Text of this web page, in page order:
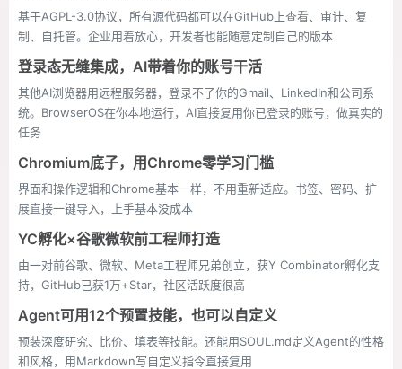
基于AGPL-3.0协议，所有源代码都可以在GitHub上查看、审计、复
制、自托管。企业用着放心，开发者也能随意定制自己的版本
登录态无缝集成，AI带着你的账号干活
其他AI浏览器用远程服务器，登录不了你的Gmail、LinkedIn和公司系
统。BrowserOS在你本地运行，AI直接复用你已登录的账号，做真实的
任务
Chromium底子，用Chrome零学习门槛
界面和操作逻辑和Chrome基本一样，不用重新适应。书签、密码、扩
展直接一键导入，上手基本没成本
YC孵化×谷歌微软前工程师打造
由一对前谷歌、微软、Meta工程师兄弟创立，获Y Combinator孵化支
持，GitHub已获1万+Star，社区活跃度很高
Agent可用12个预置技能，也可以自定义
预装深度研究、比价、填表等技能。还能用SOUL.md定义Agent的性格
和风格，用Markdown写自定义指令直接复用